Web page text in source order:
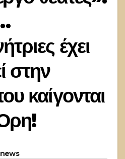
έχει
στην
καίγονται
news